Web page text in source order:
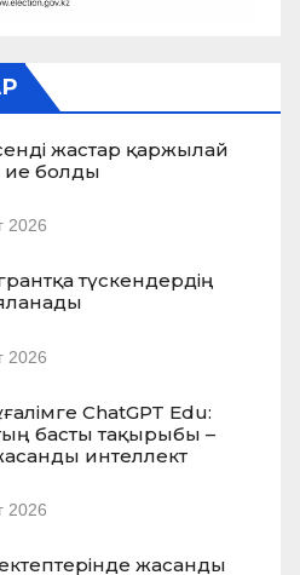
жастар қаржылай
ие болды
2026
түскендердің
2026
ChatGPT Edu:
басты тақырыбы –
интеллект
2026
жасанды